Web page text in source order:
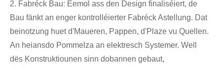
2. Fabréck Bau: Eemol ass den Design finaliséiert, de
Bau fänkt an enger kontrolléierter Fabréck Astellung. Dat
beinotzung huet d'Maueren, Pappen, d'Plaze vu Quellen.
An heiansdo Pommelza an elektresch Systemer. Well
dës Konstruktiounen sinn dobannen gebaut,